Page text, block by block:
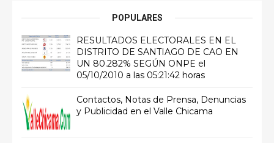
POPULARES
RESULTADOS ELECTORALES EN EL
DISTRITO DE SANTIAGO DE CAO EN
UN 80.282% SEGÚN ONPE el
05/10/2010 a las 05:21:42 horas
Contactos, Notas de Prensa, Denuncias
y Publicidad en el Valle Chicama